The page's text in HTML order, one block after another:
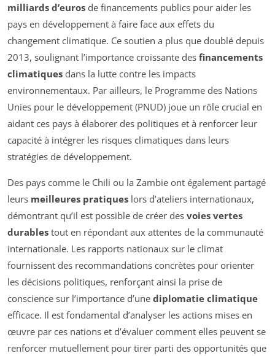
milliards d’euros de financements publics pour aider les
pays en développement à faire face aux effets du
changement climatique. Ce soutien a plus que doublé depuis
2013, soulignant l’importance croissante des financements
climatiques dans la lutte contre les impacts
environnementaux. Par ailleurs, le Programme des Nations
Unies pour le développement (PNUD) joue un rôle crucial en
aidant ces pays à élaborer des politiques et à renforcer leur
capacité à intégrer les risques climatiques dans leurs
stratégies de développement.
Des pays comme le Chili ou la Zambie ont également partagé
leurs meilleures pratiques lors d’ateliers internationaux,
démontrant qu’il est possible de créer des voies vertes
durables tout en répondant aux attentes de la communauté
internationale. Les rapports nationaux sur le climat
fournissent des recommandations concrètes pour orienter
les décisions politiques, renforçant ainsi la prise de
conscience sur l’importance d’une diplomatie climatique
efficace. Il est fondamental d’analyser les actions mises en
œuvre par ces nations et d’évaluer comment elles peuvent se
renforcer mutuellement pour tirer parti des opportunités que